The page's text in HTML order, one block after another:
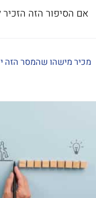
אם הסיפור הזה
מכיר מישהו שהמסר הזה